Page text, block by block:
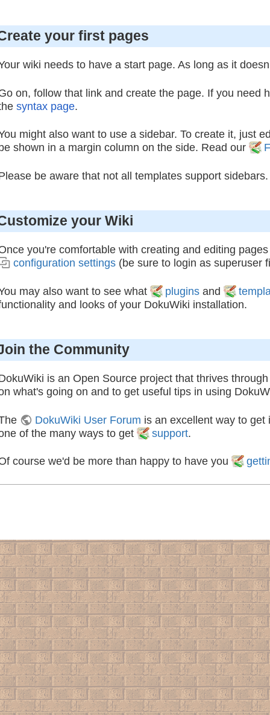
your first pages
wiki needs to have a start page. As long as it
on, follow that link and create the page. If you need
syntax page.
might also want to use a sidebar. To create it, just
shown in a margin column on the side. Read our
be aware that not all templates support sidebars.
your Wiki
you're comfortable with creating and editing
configuration settings (be sure to login as superuser
may also want to see what plugins and
and looks of your DokuWiki installation.
the Community
is an Open Source project that thrives
what's going on and to get useful tips in using
DokuWiki User Forum is an excellent way to
of the many ways to get
support.
course we'd be more than happy to have you